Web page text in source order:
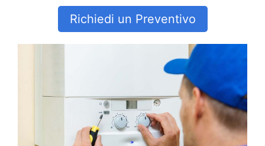
Richiedi un Preventivo